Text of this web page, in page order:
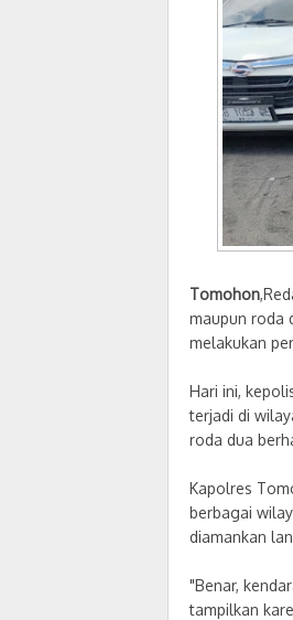
Tomohon
maupun roda
melakukan
Hari ini,
terjadi di
roda dua
Kapolres
berbagai
diamankan
"Benar,
tampilkan